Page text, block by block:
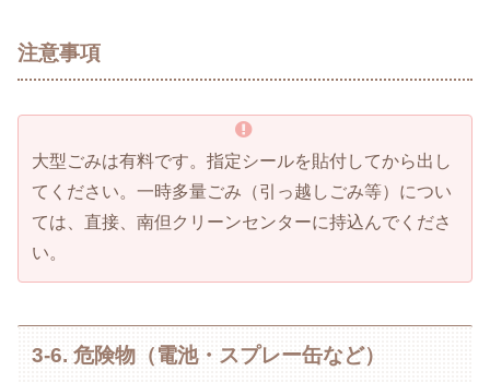
注意事項
大型ごみは有料です。指定シールを貼付してから出し
てください。一時多量ごみ（引っ越しごみ等）につい
ては、直接、南但クリーンセンターに持込んでくださ
い。
3-6. 危険物（電池・スプレー缶など）